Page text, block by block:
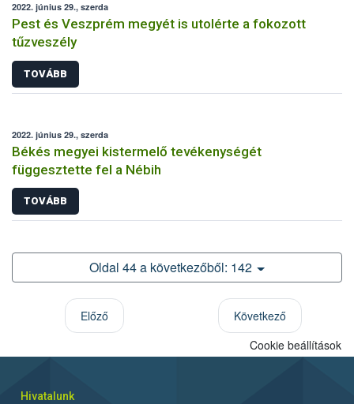
2022. június 29., szerda
Pest és Veszprém megyét is utolérte a fokozott
tűzveszély
TOVÁBB
2022. június 29., szerda
Békés megyei kistermelő tevékenységét
függesztette fel a Nébih
TOVÁBB
Oldal 44 a következőből: 142
Előző
Következő
Cookie beállítások
Hivatalunk